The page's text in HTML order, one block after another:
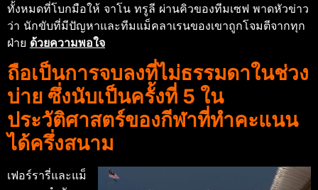
ทั้งหมดที่โบกมือให้ จาโน ทรูลี ผ่านคิวของทีมเซฟ พาดหัวข่าว
ว่า นักขับที่มีปัญหาและทีมแม็คลาเรนของเขาถูกโจมตีจากทุก
ฝ่าย ด้วยความพอใจ
ถือเป็นการจบลงที่ไม่ธรรมดาในช่วง
บ่าย ซึ่งนับเป็นครั้งที่ 5 ใน
ประวัติศาสตร์ของกีฬาที่ทำคะแนน
ได้ครึ่งสนาม
เฟอร์รารี่และแม็